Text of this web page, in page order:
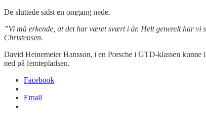
De sluttede sidst en omgang nede.
”Vi må erkende, at det har været svært i år. Helt generelt har vi
Christensen.
David Heinemeier Hansson, i en Porsche i GTD-klassen
ned på femtepladsen.
Facebook
Email